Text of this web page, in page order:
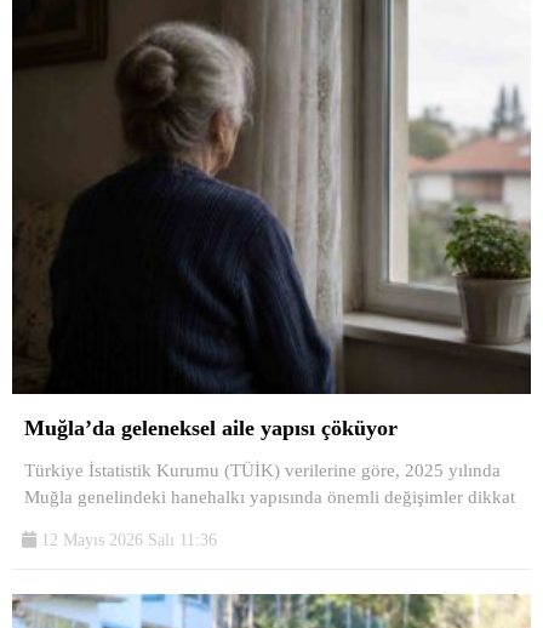
Muğla’da geleneksel aile yapısı çöküyor
Türkiye İstatistik Kurumu (TÜİK) verilerine göre, 2025 yılında
Muğla genelindeki hanehalkı yapısında önemli değişimler dikkat
12 Mayıs 2026 Salı 11:36